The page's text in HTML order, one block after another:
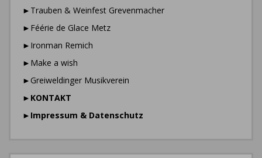
►Trauben & Weinfest Grevenmacher
►Féérie de Glace Metz
►Ironman Remich
►Make a wish
►Greiweldinger Musikverein
► KONTAKT
► Impressum & Datenschutz